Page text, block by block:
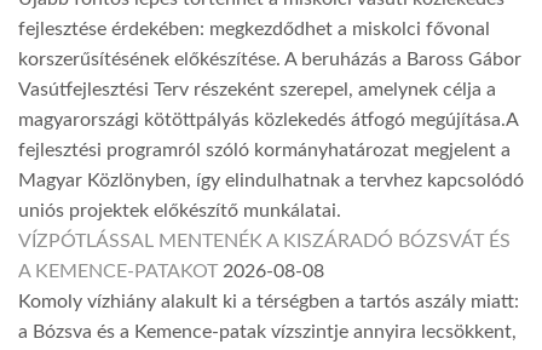
fejlesztése érdekében: megkezdődhet a miskolci fővonal
korszerűsítésének előkészítése. A beruházás a Baross Gábor
Vasútfejlesztési Terv részeként szerepel, amelynek célja a
magyarországi kötöttpályás közlekedés átfogó megújítása.A
fejlesztési programról szóló kormányhatározat megjelent a
Magyar Közlönyben, így elindulhatnak a tervhez kapcsolódó
uniós projektek előkészítő munkálatai.
VÍZPÓTLÁSSAL MENTENÉK A KISZÁRADÓ BÓZSVÁT ÉS
A KEMENCE-PATAKOT 2026-08-08
Komoly vízhiány alakult ki a térségben a tartós aszály miatt:
a Bózsva és a Kemence-patak vízszintje annyira lecsökkent,